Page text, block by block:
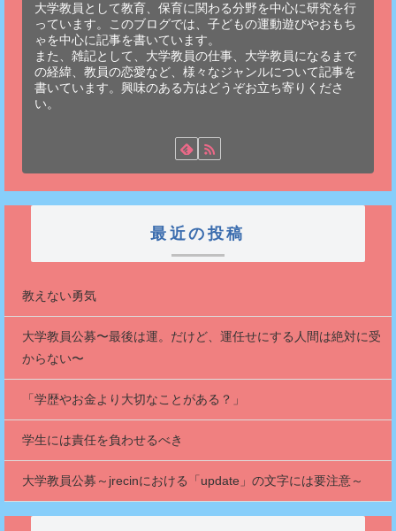
大学教員として教育、保育に関わる分野を中心に研究を行
っています。このブログでは、子どもの運動遊びやおもち
ゃを中心に記事を書いています。
また、雑記として、大学教員の仕事、大学教員になるまで
の経緯、教員の恋愛など、様々なジャンルについて記事を
書いています。興味のある方はどうぞお立ち寄りくださ
い。
最近の投稿
教えない勇気
大学教員公募〜最後は運。だけど、運任せにする人間は絶対に受
からない〜
「学歴やお金より大切なことがある？」
学生には責任を負わせるべき
大学教員公募～jrecinにおける「update」の文字には要注意～